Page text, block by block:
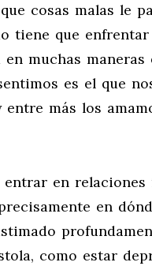
cosas malas le
tiene que
muchas maneras
es el que
más los
en relaciones
en
como estar